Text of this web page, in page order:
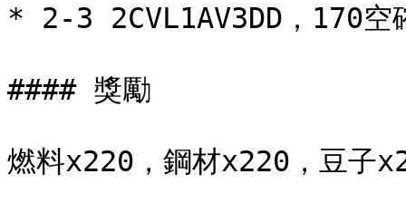
* 2-3 2CVL1AV3DD，170空
#### 獎勵
燃料x220，鋼材x220，豆子